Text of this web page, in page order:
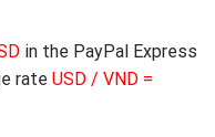
in the PayPal Express
rate USD / VND =